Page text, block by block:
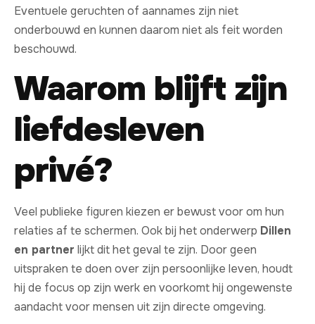
Eventuele geruchten of aannames zijn niet
onderbouwd en kunnen daarom niet als feit worden
beschouwd.
Waarom blijft zijn
liefdesleven
privé?
Veel publieke figuren kiezen er bewust voor om hun
relaties af te schermen. Ook bij het onderwerp Dillen
en partner lijkt dit het geval te zijn. Door geen
uitspraken te doen over zijn persoonlijke leven, houdt
hij de focus op zijn werk en voorkomt hij ongewenste
aandacht voor mensen uit zijn directe omgeving.